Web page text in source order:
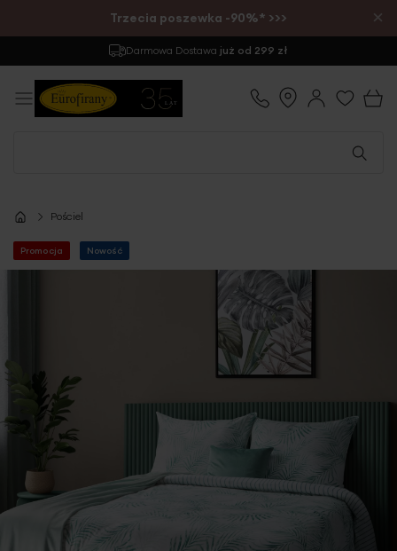
Trzecia poszewka -90%* >>> ×
Darmowa Dostawa już od 299 zł
Pościel
Promocja Nowość